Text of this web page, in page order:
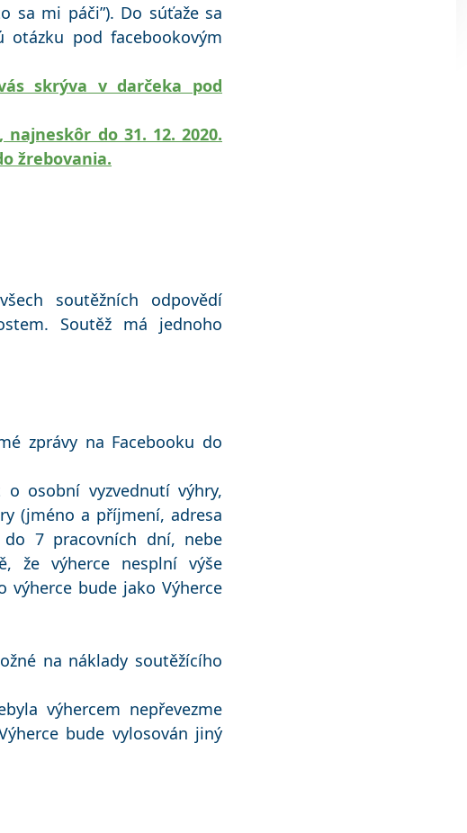
sa mi páči”). Do súťaže sa
otázku pod facebookovým
skrýva v darčeka pod
do 31. 12. 2020.
žrebovania.
soutěžních odpovědí
Soutěž má jednoho
zprávy na Facebooku do
osobní vyzvednutí výhry,
(jméno a příjmení, adresa
7 pracovních dní, nebe
že výherce nesplní výše
bude jako Výherce
na náklady soutěžícího
výhercem nepřevezme
bude vylosován jiný